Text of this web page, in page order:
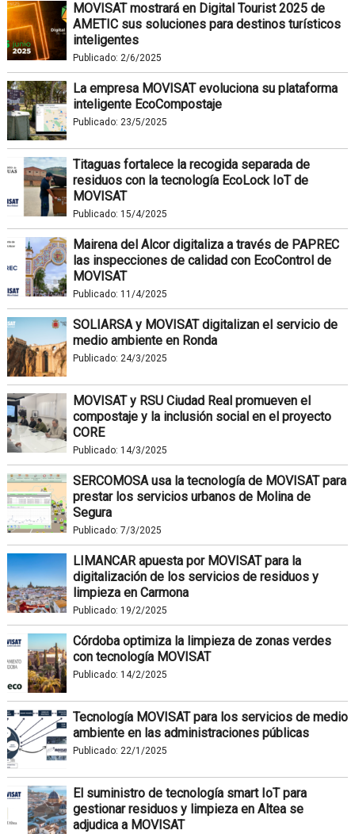
MOVISAT mostrará en Digital Tourist 2025 de
AMETIC sus soluciones para destinos turísticos
inteligentes
Publicado: 2/6/2025
La empresa MOVISAT evoluciona su plataforma
inteligente EcoCompostaje
Publicado: 23/5/2025
Titaguas fortalece la recogida separada de
residuos con la tecnología EcoLock IoT de
MOVISAT
Publicado: 15/4/2025
Mairena del Alcor digitaliza a través de PAPREC
las inspecciones de calidad con EcoControl de
MOVISAT
Publicado: 11/4/2025
SOLIARSA y MOVISAT digitalizan el servicio de
medio ambiente en Ronda
Publicado: 24/3/2025
MOVISAT y RSU Ciudad Real promueven el
compostaje y la inclusión social en el proyecto
CORE
Publicado: 14/3/2025
SERCOMOSA usa la tecnología de MOVISAT para
prestar los servicios urbanos de Molina de
Segura
Publicado: 7/3/2025
LIMANCAR apuesta por MOVISAT para la
digitalización de los servicios de residuos y
limpieza en Carmona
Publicado: 19/2/2025
Córdoba optimiza la limpieza de zonas verdes
con tecnología MOVISAT
Publicado: 14/2/2025
Tecnología MOVISAT para los servicios de medio
ambiente en las administraciones públicas
Publicado: 22/1/2025
El suministro de tecnología smart IoT para
gestionar residuos y limpieza en Altea se
adjudica a MOVISAT